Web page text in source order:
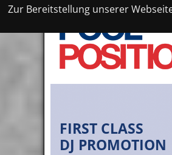
Zur Bereitstellung unserer
FIRST CLASS
DJ PROMOTION